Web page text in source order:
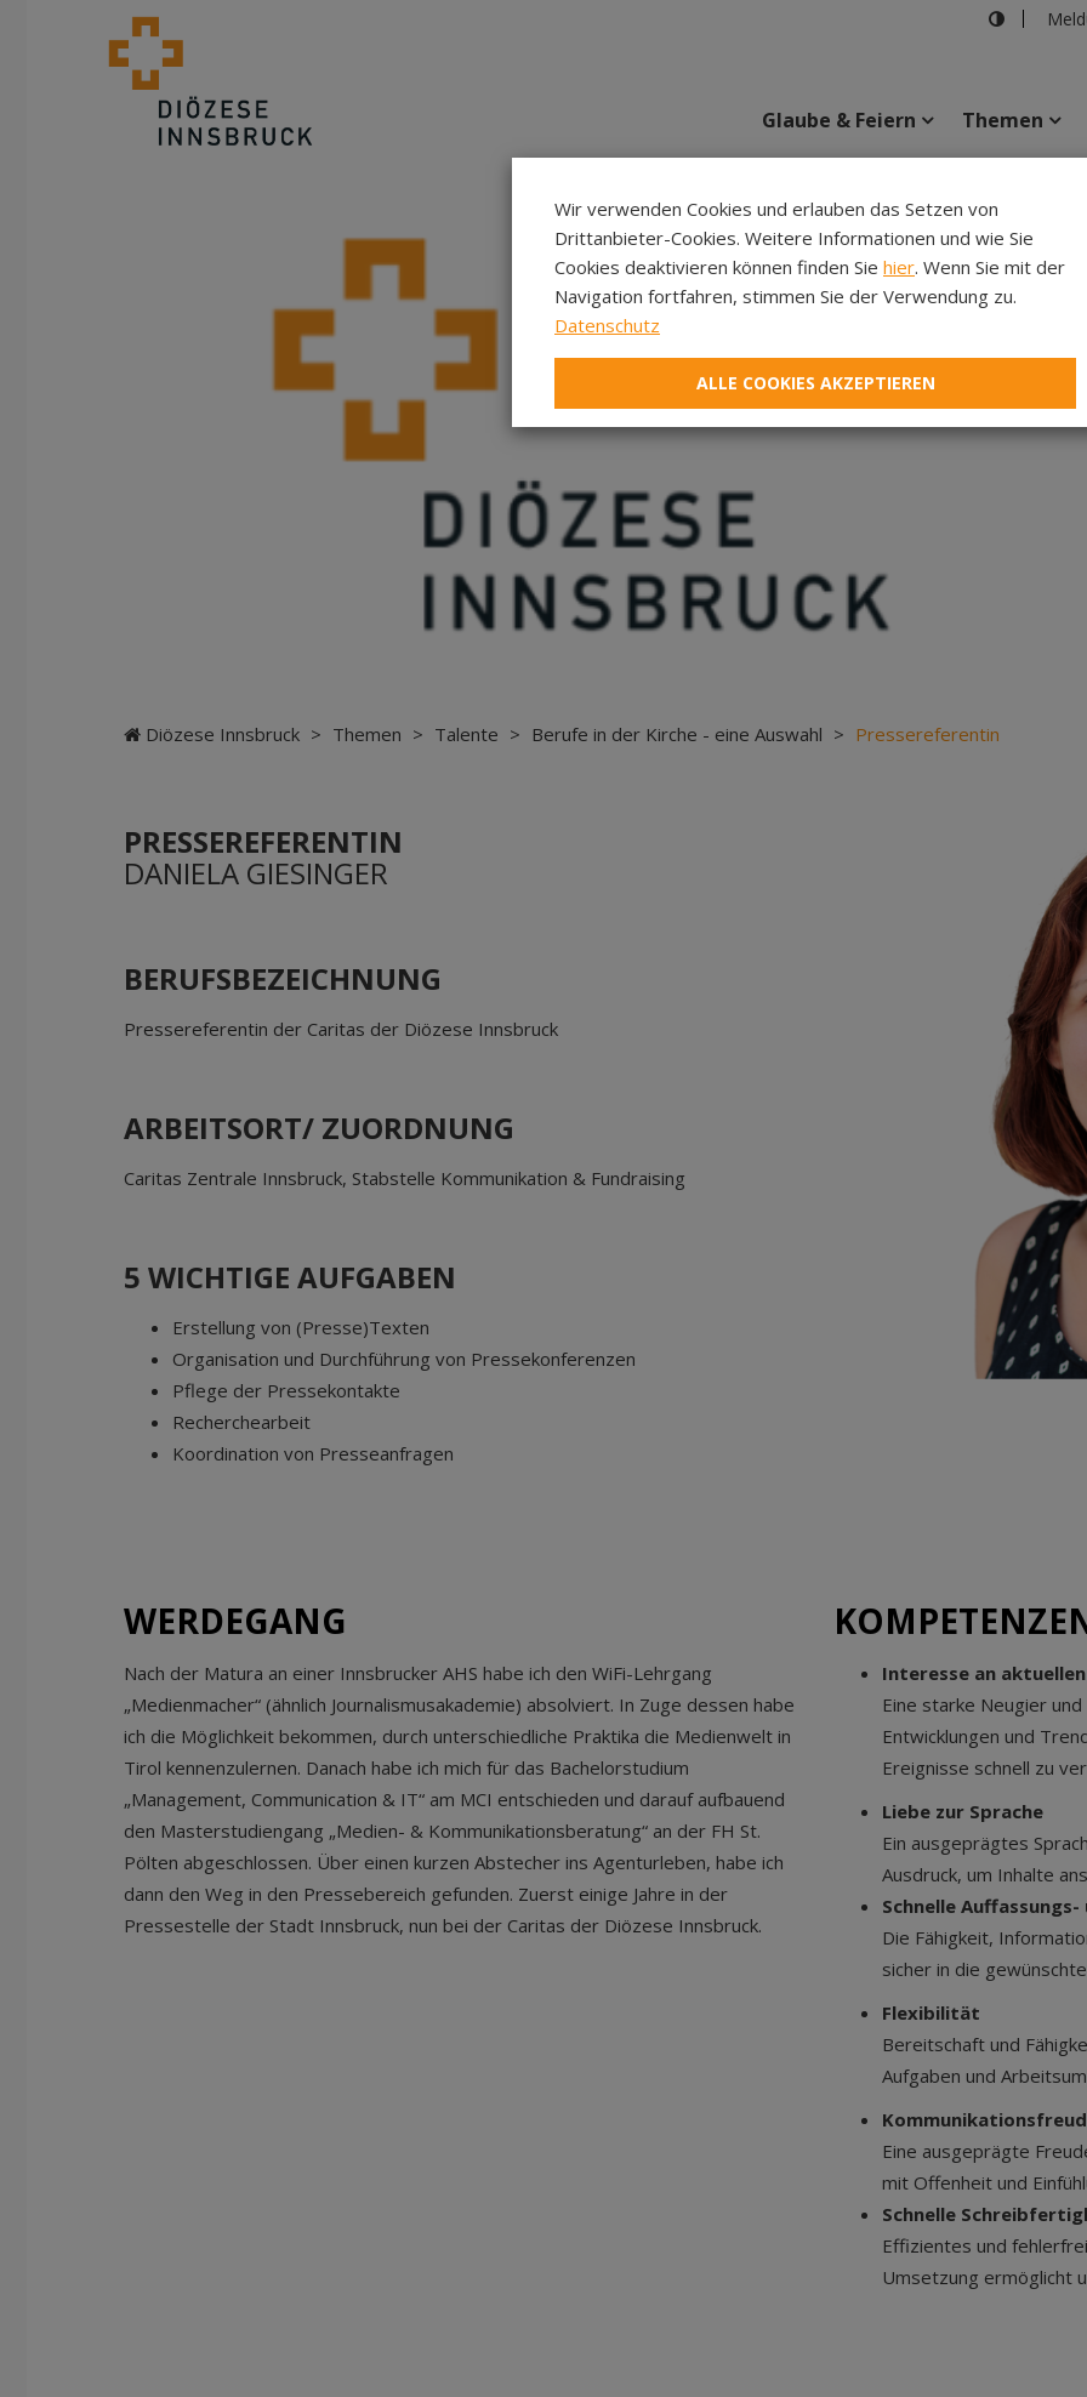
Glaube & Feiern Themen
Diözese Innsbruck > Themen > Talente > Berufe in der Kirche - eine Auswahl > Pressereferentin
PRESSEREFERENTIN
DANIELA GIESINGER
BERUFSBEZEICHNUNG
Pressereferentin der Caritas der Diözese Innsbruck
ARBEITSORT/ ZUORDNUNG
Caritas Zentrale Innsbruck, Stabstelle Kommunikation & Fundraising
5 WICHTIGE AUFGABEN
Erstellung von (Presse)Texten
Organisation und Durchführung von Pressekonferenzen
Pflege der Pressekontakte
Recherchearbeit
Koordination von Presseanfragen
WERDEGANG
Nach der Matura an einer Innsbrucker AHS habe ich den WiFi-Lehrgang
„Medienmacher“ (ähnlich Journalismusakademie) absolviert. In Zuge dessen habe
ich die Möglichkeit bekommen, durch unterschiedliche Praktika die Medienwelt in
Tirol kennenzulernen. Danach habe ich mich für das Bachelorstudium
„Management, Communication & IT“ am MCI entschieden und darauf aufbauend
den Masterstudiengang „Medien- & Kommunikationsberatung“ an der FH St.
Pölten abgeschlossen. Über einen kurzen Abstecher ins Agenturleben, habe ich
dann den Weg in den Pressebereich gefunden. Zuerst einige Jahre in der
Pressestelle der Stadt Innsbruck, nun bei der Caritas der Diözese Innsbruck.
Interesse an
Eine starke Neugier
Entwicklungen und
Ereignisse schnell zu
Liebe zur Sprache
Ein ausgeprägtes
Ausdruck, um Inhalte
Schnelle
Die Fähigkeit,
sicher in die
Flexibilität
Bereitschaft und
Aufgaben und
Eine ausgeprägte
mit Offenheit und
Schnelle
Effizientes und
Umsetzung ermöglicht
Wir verwenden Cookies und erlauben das Setzen von
Drittanbieter-Cookies. Weitere Informationen und wie Sie
Cookies deaktivieren können finden Sie hier. Wenn Sie mit der
Navigation fortfahren, stimmen Sie der Verwendung zu.
Datenschutz
ALLE COOKIES AKZEPTIEREN